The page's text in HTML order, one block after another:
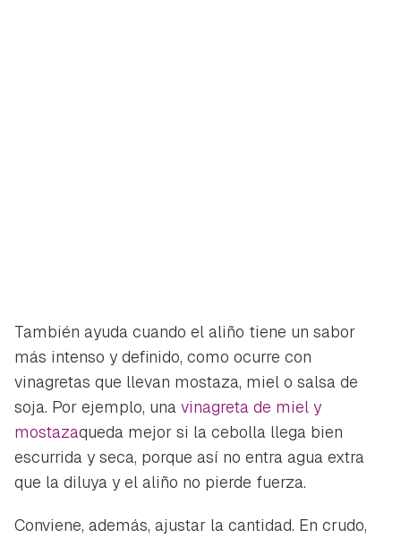
También ayuda cuando el aliño tiene un sabor
más intenso y definido, como ocurre con
vinagretas que llevan mostaza, miel o salsa de
soja. Por ejemplo, una vinagreta de miel y
mostazaqueda mejor si la cebolla llega bien
escurrida y seca, porque así no entra agua extra
que la diluya y el aliño no pierde fuerza.
Conviene, además, ajustar la cantidad. En crudo,